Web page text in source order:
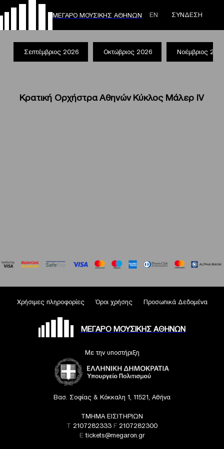
ΜΕΓΑΡΟ ΜΟΥΣΙΚΗΣ ΑΘΗΝΩΝ ΕΝ ΣΥΝΔΕΣΗ
Σεπτέμβριος 2026 Οκτώβριος 2026 Νοέμβριος
Κρατική Ορχήστρα Αθηνών Κύκλος Μάλερ IV
Χρήσιμες πληροφορίες Όροι χρήσης Προσωπικά Δεδομένα
ΜΕΓΑΡΟ ΜΟΥΣΙΚΗΣ ΑΘΗΝΩΝ
Με την υποστήριξη
Βασ. Σοφίας & Κόκκαλη 1, 11521, Αθήνα
ΤΜΗΜΑ ΕΙΣΙΤΗΡΙΩΝ
T 2107282333 F 2107282300
Etickets@megaron.gr